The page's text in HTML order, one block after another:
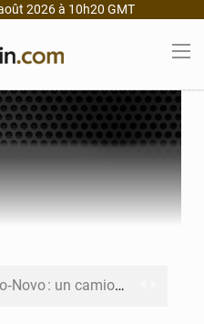
2026 à 10h20 GMT
Porto‑Novo : un camion de produits pétroliers embrase Avakpa